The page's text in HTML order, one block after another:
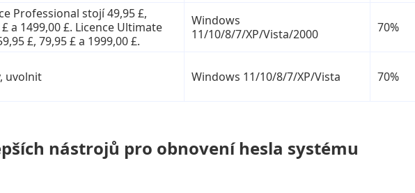
Professional stojí 49,95 £,
£ a 1499,00 £. Licence Ultimate
£, 79,95 £ a 1999,00 £.
Windows
11/10/8/7/XP/Vista/2000
70%
uvolnit Windows 11/10/8/7/XP/Vista 70%
nástrojů pro obnovení hesla systému